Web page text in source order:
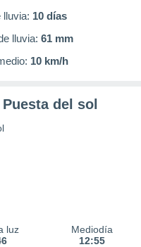
lluvia: 10 días
lluvia: 61 mm
10 km/h
del sol
luz
Mediodía
12:55